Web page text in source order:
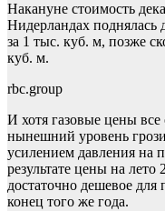
Накануне стоимость
Нидерландах поднялась
за 1 тыс. куб. м, позже
куб. м.
rbc.group
И хотя газовые цены
нынешний уровень
усилением давления на
результате цены на
достаточно дешевое
конец того же года.